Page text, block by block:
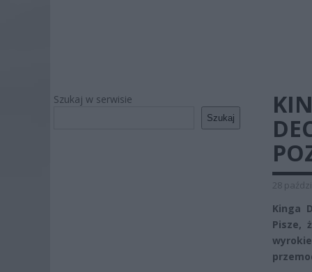
Szukaj w serwisie
Szukaj
28
Kinga
Pisze,